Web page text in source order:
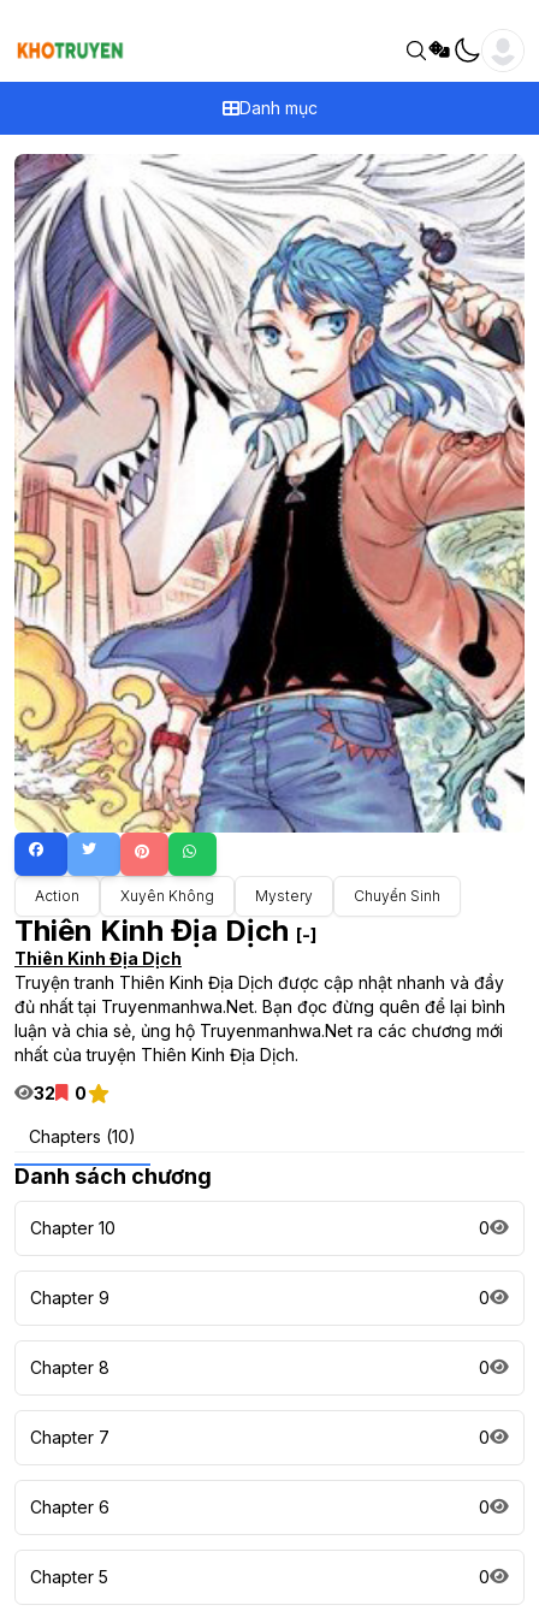
Danh mục
Action Xuyên Không Mystery Chuyển Sinh
Thiên Kinh Địa Dịch [-]
Thiên Kinh Địa Dịch
Truyện tranh Thiên Kinh Địa Dịch được cập nhật nhanh và đầy
đủ nhất tại Truyenmanhwa.Net. Bạn đọc đừng quên để lại bình
luận và chia sẻ, ủng hộ Truyenmanhwa.Net ra các chương mới
nhất của truyện Thiên Kinh Địa Dịch.
32
0
Chapters (10)
Danh sách chương
Chapter 10 0
Chapter 9 0
Chapter 8 0
Chapter 7 0
Chapter 6 0
Chapter 5 0